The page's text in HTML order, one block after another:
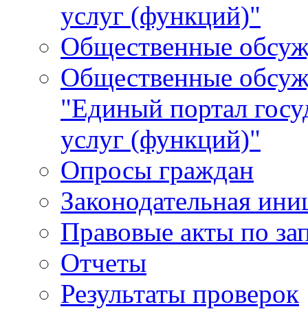
услуг (функций)"
Общественные
Общественные
"Единый портал
услуг (функций)"
Опросы граждан
Законодательная
Правовые акты по
Отчеты
Результаты проверок